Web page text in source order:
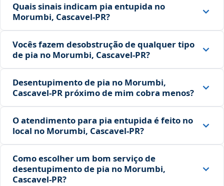
Quais sinais indicam pia entupida no
Morumbi, Cascavel‑PR?
Vocês fazem desobstrução de qualquer tipo
de pia no Morumbi, Cascavel‑PR?
Desentupimento de pia no Morumbi,
Cascavel‑PR próximo de mim cobra menos?
O atendimento para pia entupida é feito no
local no Morumbi, Cascavel‑PR?
Como escolher um bom serviço de
desentupimento de pia no Morumbi,
Cascavel‑PR?